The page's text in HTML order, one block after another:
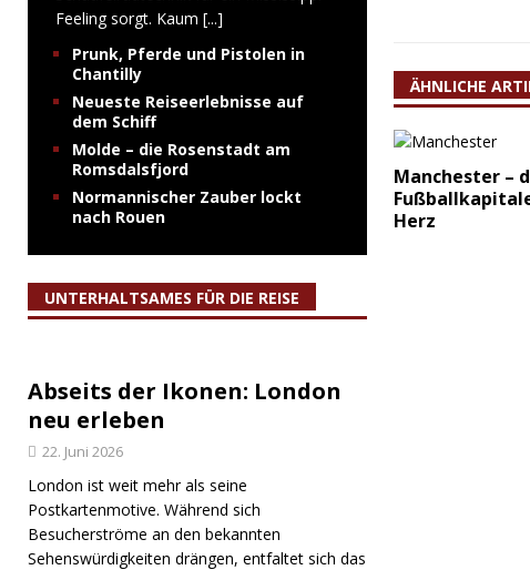
ÄHNLICHE
Manchester –
Herz
Feeling sorgt. Kaum [...]
Prunk, Pferde und Pistolen in
Chantilly
Neueste Reiseerlebnisse auf
dem Schiff
Molde – die Rosenstadt am
Romsdalsfjord
Normannischer Zauber lockt
nach Rouen
UNTERHALTSAMES FÜR DIE REISE
Abseits der Ikonen: London
neu erleben
22. Juni 2026
London ist weit mehr als seine
Postkartenmotive. Während sich
Besucherströme an den bekannten
Sehenswürdigkeiten drängen, entfaltet sich das